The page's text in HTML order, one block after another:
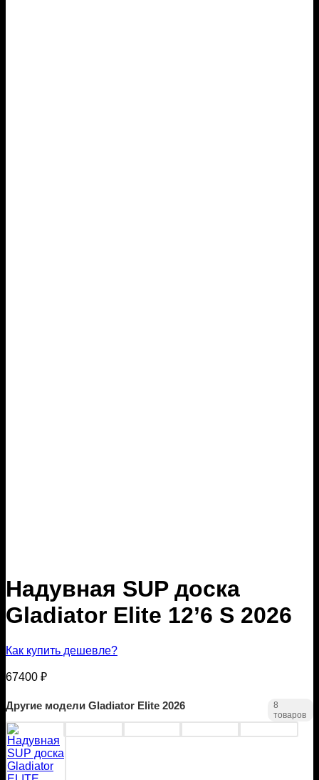
Надувная SUP доска
Gladiator Elite 12’6 S 2026
Как купить дешевле?
67400 ₽
Другие модели Gladiator Elite 2026
8
товаров